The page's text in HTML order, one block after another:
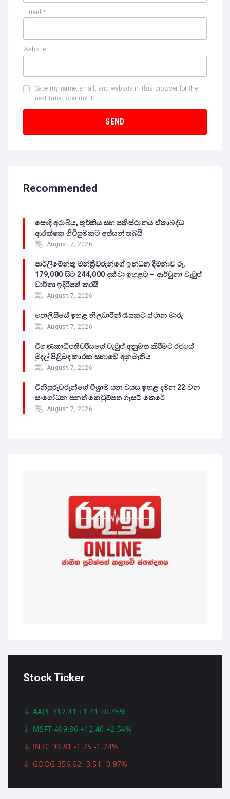
E-mail *
Website
Save my name, email, and website in this browser for the
next time I comment.
Recommended
සෞදි අරාබිය, තුර්කිය සහ පකිස්ථානය ඒකාබද්ධ
ආරක්ෂක ගිවිසුමකට අත්සන් තබයි
August 7, 2026
පාර්ලිමේන්තු මන්ත්‍රීවරුන්ගේ ඉන්ධන දීමනාව රු.
179,000 සිට 244,000 දක්වා ඉහළට – ආර්චුනා වැටුප්
වාර්තා ඉදිරිපත් කරයි
August 7, 2026
පොලිසියේ ඉහළ නිලධාරීන් රැසකට ස්ථාන මාරු
August 7, 2026
විගණකාධිපතිවරියගේ වැටුප් අනුමත කිරීමට රජයේ
මුදල් පිළිබඳ කාරක සභාවේ අනුමැතිය
August 7, 2026
විනිසුරුවරුන්ගේ විශ්‍රාම යන වයස ඉහළ දමන 22 වන
සංශෝධන පනත් කෙටුම්පත ගැසට් කෙරේ
August 7, 2026
Stock Ticker
AAPL 312.41 +1.41 +0.45%
MSFT 499.86 +12.40 +2.54%
INTC 99.81 -1.25 -1.24%
GOOG 356.62 -3.51 -0.97%